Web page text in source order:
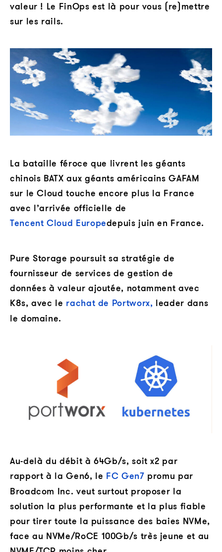
valeur ! Le FinOps est là pour vous (re)mettre
sur les rails.
La bataille féroce que livrent les géants
chinois BATX aux géants américains GAFAM
sur le Cloud touche encore plus la France
avec l’arrivée officielle de
Tencent Cloud Europedepuis juin en France.
Pure Storage poursuit sa stratégie de
fournisseur de services de gestion de
données à valeur ajoutée, notamment avec
K8s, avec le rachat de Portworx, leader dans
le domaine.
Au-delà du débit à 64Gb/s, soit x2 par
rapport à la Gen6, le FC Gen7 promu par
Broadcom Inc. veut surtout proposer la
solution la plus performante et la plus fiable
pour tirer toute la puissance des baies NVMe,
face au NVMe/RoCE 100Gb/s très jeune et au